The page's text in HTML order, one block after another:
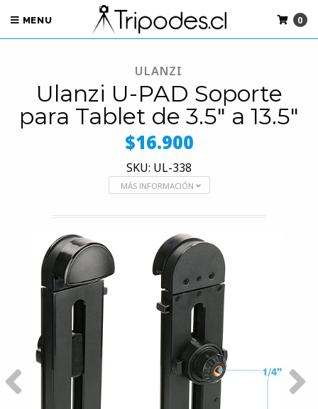
MENU 0
ULANZI
Ulanzi U-PAD Soporte
para Tablet de 3.5" a 13.5"
$16.900
SKU: UL-338
MÁS INFORMACIÓN